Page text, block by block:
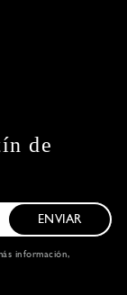
de
ENVIAR
información,